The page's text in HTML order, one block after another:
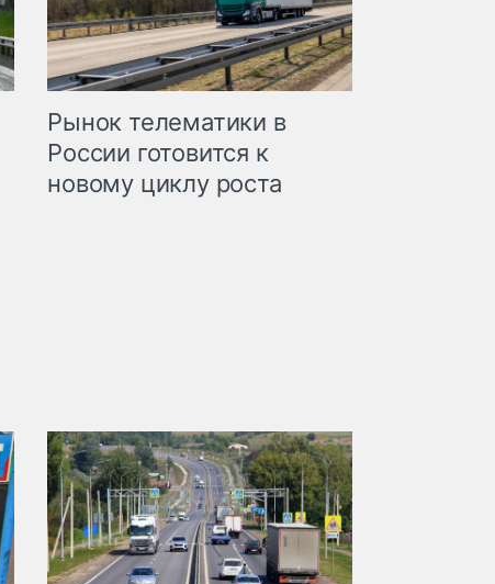
Рынок телематики в
России готовится к
новому циклу роста